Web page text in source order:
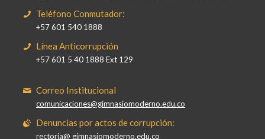
Teléfono Conmutador:
+57 601 540 1888
Línea Anticorrupción
+57 601 5 40 1888 Ext 129
Correo Institucional
comunicaciones@gimnasiomoderno.edu.co
Denuncias por actos de corrupción:
rectoria@ gimnasiomoderno.edu.co